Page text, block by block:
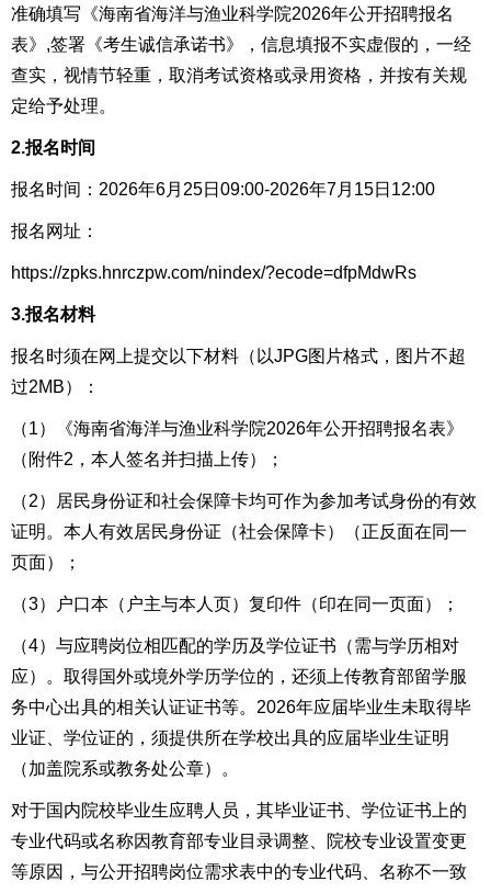
准确填写《海南省海洋与渔业科学院2026年公开招聘报名
表》,签署《考生诚信承诺书》，信息填报不实虚假的，一经
查实，视情节轻重，取消考试资格或录用资格，并按有关规
定给予处理。
2.报名时间
报名时间：2026年6月 25日09:00-2026年7月 15日 12:00
报名网址：
https://zpks.hnrczpw.com/nindex/?ecode=dfpMdwRs
3.报名材料
报名时须在网上提交以下材料 （以JPG图片格式，图片不超
过2MB）
：
（1） 《海南省海洋与渔业科学院2026年公开招聘报名表》
（附件2，本人签名并扫描上传）；
（2）
居民身份证和社会保障卡均可作为参加考试身份的有效
证明。本人有效居民身份证（社会保障卡）
（正反面在同一
页面）
；
（3） 户口本（户主与本人页） 复印件（印在同一页面） ；
（4） 与应聘岗位相匹配的学历及学位证书（需与学历相对
应）。取得国外或境外学历学位的，还须上传教育部留学服
务中心出具的相关认证证书等。2026年应届毕业生未取得毕
业证、学位证的，须提供所在学校出具的应届毕业生证明
（加盖院系或教务处公章）
。
对于国内院校毕业生应聘人员，其毕业证书、学位证书上的
专业代码或名称因教育部专业目录调整、院校专业设置变更
等原因，与公开招聘岗位需求表中的专业代码、名称不一致